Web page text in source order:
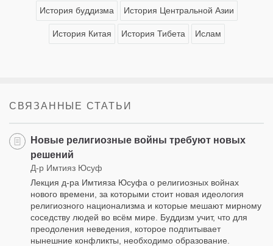
История буддизма История Центральной Азии
История Китая История Тибета Ислам
СВЯЗАННЫЕ СТАТЬИ
Новые религиозные войны требуют новых
решений
Д-р Имтияз Юсуф
Лекция д-ра Имтияза Юсуфа о религиозных войнах
нового времени, за которыми стоит новая идеология
религиозного национализма и которые мешают мирному
соседству людей во всём мире. Буддизм учит, что для
преодоления неведения, которое подпитывает
нынешние конфликты, необходимо образование.